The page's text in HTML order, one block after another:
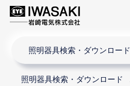
照明器具検索・ダウンロード
照明器具検索・ダウンロード